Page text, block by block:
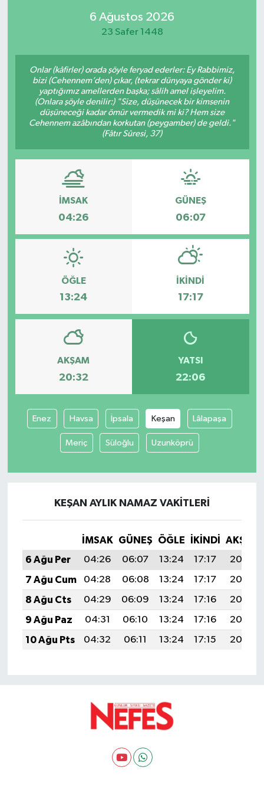
6 Ağustos 2026
23 Safer 1448
Onlar (kâfirler) orada şöyle feryad ederler: Ey Rabbimiz,
bizi (Cehennem’den) çıkar, (tekrar dünyaya gönder ki)
yaptığımız amellerden başka; sâlih amel işleyelim.
(Onlara şöyle denilir:) "Size, düşünecek bir kimsenin
düşüneceği kadar ömür vermedik mi ki? Hem size
Cehennem azâbından korkutan (peygamber) de geldi."
(Fâtır Sûresi, 37)
İMSAK
04:26
GÜNEŞ
06:07
ÖĞLE
13:24
İKINDI
17:17
AKŞAM
20:32
YATSI
22:06
Enez Havsa İpsala Keşan Lâlapaşa
Meriç Süloğlu Uzunköprü
KEŞAN AYLIK NAMAZ VAKITLERI
İMSAK GÜNEŞ ÖĞLE İKINDI
AKŞAM
6 Ağu Per
04:26 06:07 13:24 17:17
20:32
7 Ağu Cum
04:28 06:08 13:24 17:17
20:30
8 Ağu Cts
04:29 06:09 13:24 17:16
20:29
9 Ağu Paz
04:31 06:10 13:24 17:16
20:28
10 Ağu Pts
04:32 06:11 13:24 17:15 20:27